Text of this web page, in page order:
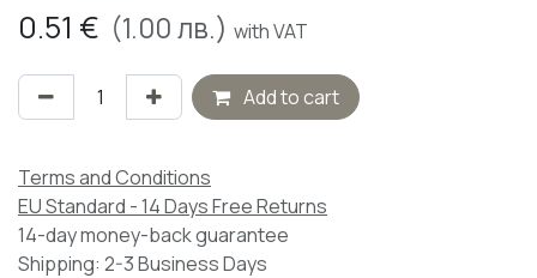
0.51 € (1.00лв.) with VAT
Add to cart
Terms and Conditions
EU Standard - 14 Days Free Returns
14-day money-back guarantee
Shipping: 2-3 Business Days